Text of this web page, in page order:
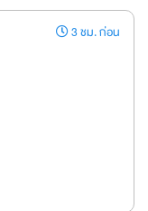
3 ชม. ก่อน